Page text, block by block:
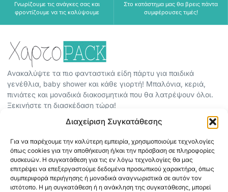
Διαχείριση Συγκατάθεσης
Για να παρέχουμε την καλύτερη εμπειρία, χρησιμοποιούμε τεχνολογίες
όπως cookies για την αποθήκευση ή/και την πρόσβαση σε πληροφορίες
συσκευών. Η συγκατάθεση για τις εν λόγω τεχνολογίες θα μας
επιτρέψει να επεξεργαστούμε δεδομένα προσωπικού χαρακτήρα, όπως
συμπεριφορά περιήγησης ή μοναδικά αναγνωριστικά σε αυτόν τον
ιστότοπο. Η μη συγκατάθεση ή η ανάκληση της συγκατάθεσης, μπορεί
Γνωρίζουμε τις ανάγκες σας και
φροντίζουμε να τις καλύψουμε
Στο κατάστημα μας θα βρεις πάντα
συμφέρουσες τιμές!
Ανακαλύψτε τα πιο φανταστικά είδη πάρτυ για παιδικά
γενέθλια, baby shower και κάθε γιορτή! Μπαλόνια, κεριά,
πινιάτες και μοναδικά διακοσμητικά που θα λατρέψουν όλοι.
Ξεκινήστε τη διασκέδαση τώρα!
ΟΡΟΙ ΧΡΗΣΗΣ
ΠΟΛΙΤΙΚΗ ΑΠΟΡΡΗΤΟΥ
ABOUT
ΕΠΙΚΟΙΝΩΝΙΑ